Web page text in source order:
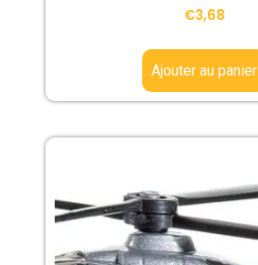
€3,68
Ajouter au panier